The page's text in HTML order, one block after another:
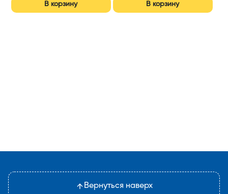
В корзину В корзину
Вернуться наверх